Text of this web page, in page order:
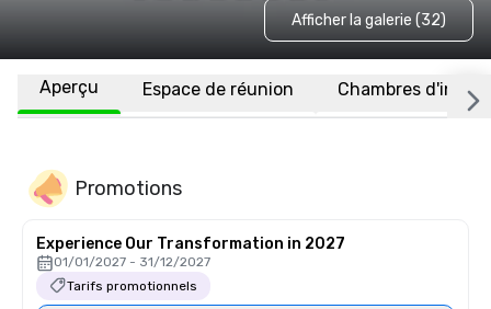
Afficher la galerie (32)
Aperçu Espace de réunion Chambres
Promotions
Experience Our Transformation in 2027
01/01/2027 - 31/12/2027
Tarifs promotionnels